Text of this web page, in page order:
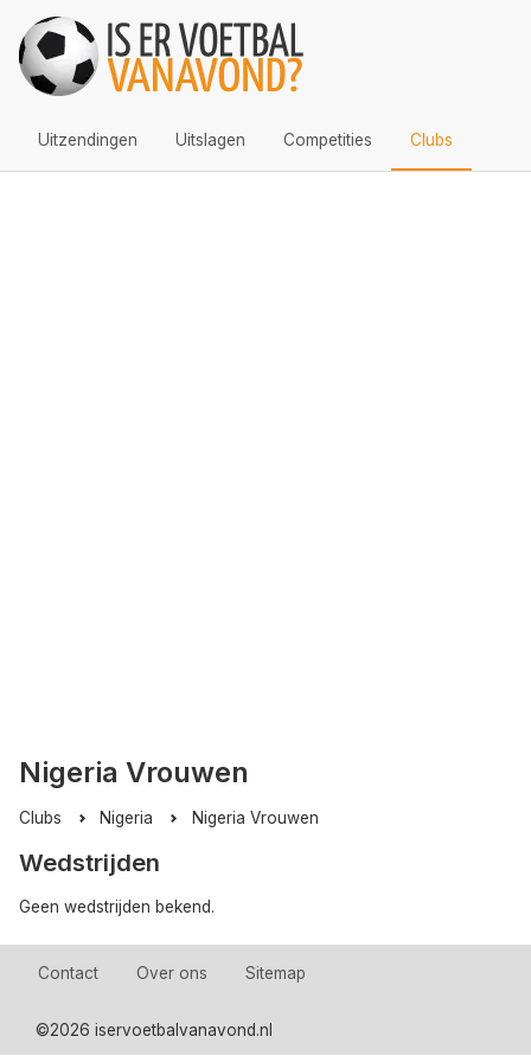
Uitzendingen Uitslagen Competities Clubs
Nigeria Vrouwen
Clubs Nigeria Nigeria Vrouwen
Wedstrijden
Geen wedstrijden bekend.
Contact Over ons Sitemap
©2026 iservoetbalvanavond.nl